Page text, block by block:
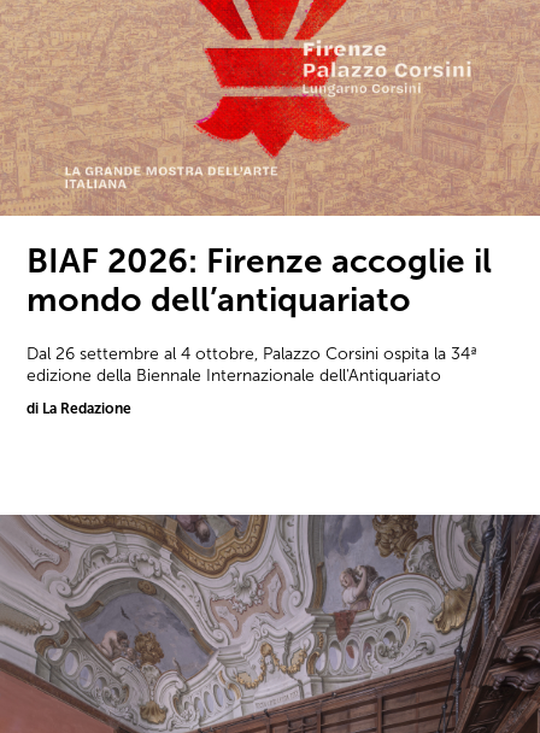
BIAF 2026: Firenze accoglie il
mondo dell’antiquariato
Dal 26 settembre al 4 ottobre, Palazzo Corsini ospita la 34ª
edizione della Biennale Internazionale dell'Antiquariato
di La Redazione